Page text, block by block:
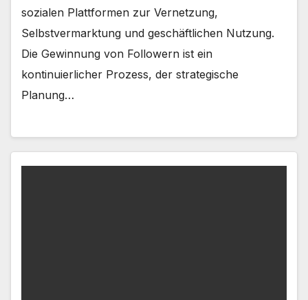
sozialen Plattformen zur Vernetzung,
Selbstvermarktung und geschäftlichen Nutzung.
Die Gewinnung von Followern ist ein
kontinuierlicher Prozess, der strategische
Planung…